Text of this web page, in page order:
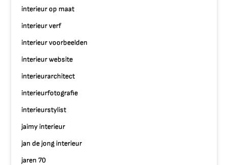
interieur op maat
interieur verf
interieur voorbeelden
interieur website
interieurarchitect
interieurfotografie
interieurstylist
jaimy interieur
jan de jong interieur
jaren 70